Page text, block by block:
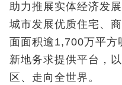
助力推展实体经济发
城市发展优质住宅、
面面积逾1,700万平方
新地务求提供平台，
区、走向全世界。